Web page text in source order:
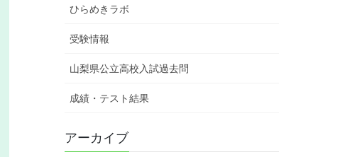
ひらめきラボ
受験情報
山梨県公立高校入試過去問
成績・テスト結果
アーカイブ